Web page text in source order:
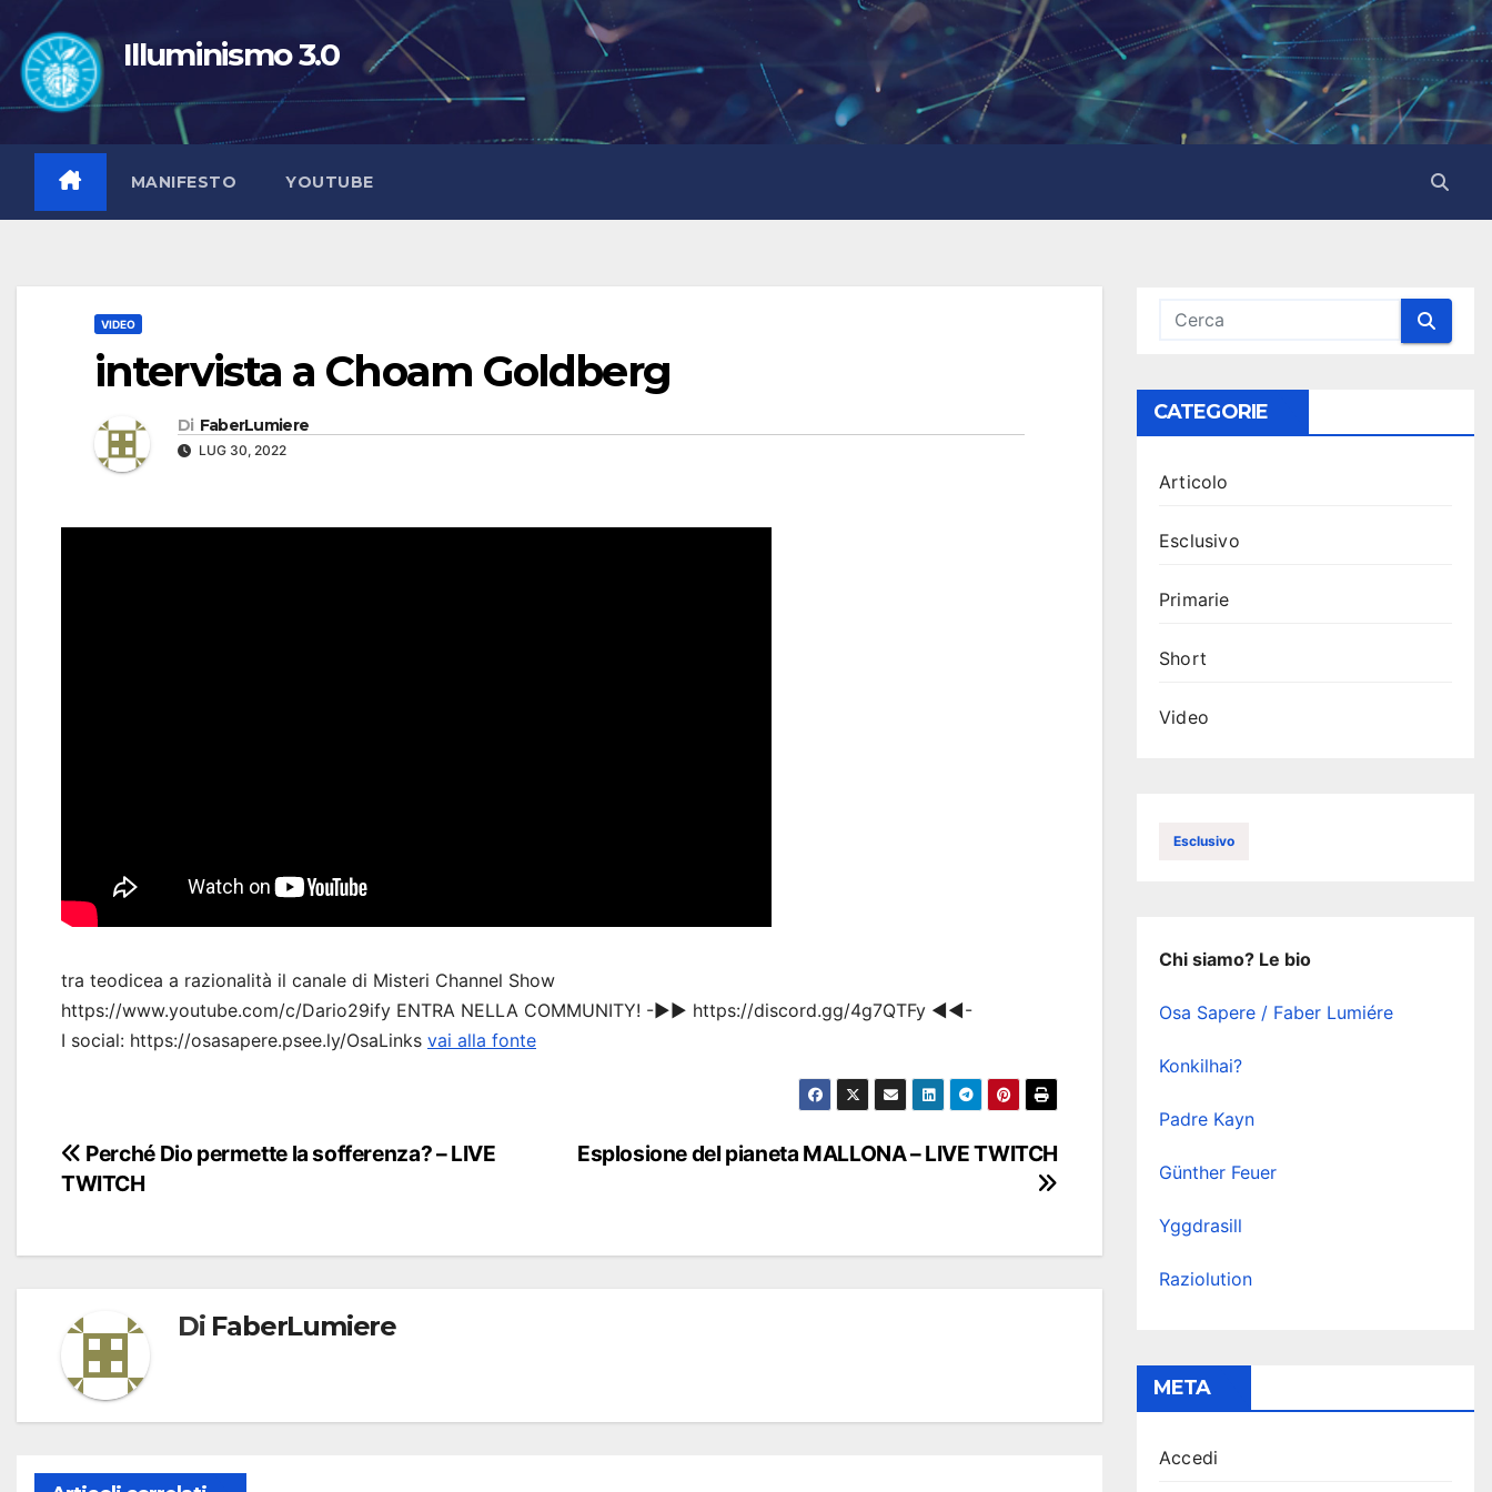
contenuto
Illuminismo 3.0
MANIFESTO YOUTUBE
VIDEO
intervista a Choam Goldberg
Di FaberLumiere
LUG 30, 2022
tra teodicea a razionalità il canale di Misteri Channel Show
https://www.youtube.com/c/Dario29ify ENTRA NELLA COMMUNITY! -▶▶ https://discord.gg/4g7QTFy ◀◀-
I social: https://osasapere.psee.ly/OsaLinks vai alla fonte
Navigazione
articoli
Esplosione del pianeta MALLONA – LIVE TWITCH
Perché Dio permette la sofferenza? – LIVE
TWITCH
Di FaberLumiere
CATEGORIE
Articolo
Esclusivo
Primarie
Short
Video
Esclusivo
Chi siamo? Le bio
Osa Sapere / Faber Lumiére
Konkilhai?
Padre Kayn
Günther Feuer
Yggdrasill
Raziolution
META
Accedi